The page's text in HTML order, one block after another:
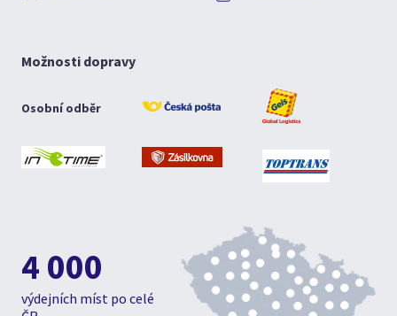
Možnosti dopravy
Osobní odběr
4 000
výdejních míst po celé